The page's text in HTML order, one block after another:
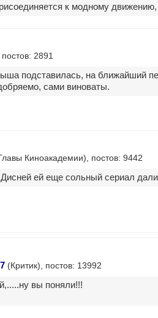
к модному
2891
подставилась, на ближайший
сами виноваты.
Киноакадемии), постов: 9442
ей еще сольный сериал
(Критик), постов: 13992
вы поняли!!!